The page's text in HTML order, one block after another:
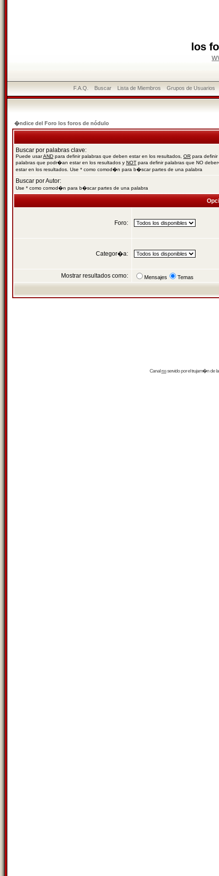
los
F.A.Q. Buscar Lista de Miembros Grupos de Usuarios
�ndice del Foro los foros de nódulo
Buscar por palabras clave:
Puede usarAND para definir palabras que deben estar en los resultados, OR para definir
palabras que podr�an estar en los resultados y NOT para definir palabras que NO
estar en los resultados. Use * como comod�n para b�scar partes de una palabra
Buscar por Autor:
Use * como comod�n para b�scar partes de una palabra
Foro:
Categor�a:
Mostrar resultados como: Mensajes Temas
Canalrssservido por eltrujam�nde